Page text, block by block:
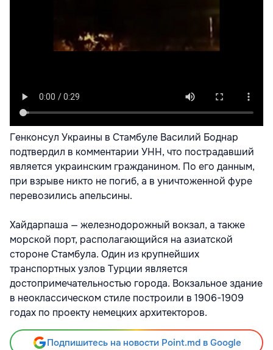
Генконсул Украины в Стамбуле Василий Боднар
подтвердил в комментарии УНН, что пострадавший
является украинским гражданином. По его данным,
при взрыве никто не погиб, а в уничтоженной фуре
перевозились апельсины.
Хайдарпаша — железнодорожный вокзал, а также
морской порт, располагающийся на азиатской
стороне Стамбула. Один из крупнейших
транспортных узлов Турции является
достопримечательностью города. Вокзальное здание
в неоклассическом стиле построили в 1906-1909
годах по проекту немецких архитекторов.
Подпишитесь на новости Point.md в Google